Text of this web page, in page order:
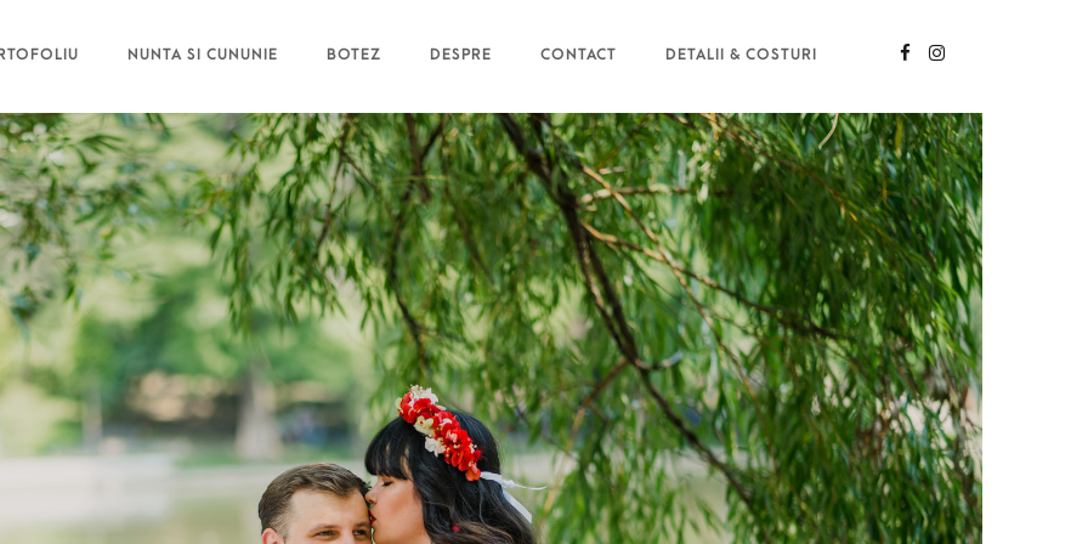
NUNTA SI CUNUNIE BOTEZ DESPRE CONTACT DETALII & COSTURI